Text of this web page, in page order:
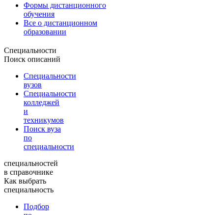
Формы дистанционного
обучения
Все о дистанционном
образовании
Специальности
Поиск описаний
Специальности
вузов
Специальности
колледжей
и
техникумов
Поиск вуза
по
специальности
специальностей
в справочнике
Как выбрать
специальность
Подбор